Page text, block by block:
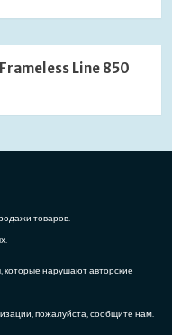
Line 850
товаров.
нарушают авторские
пожалуйста, сообщите нам.